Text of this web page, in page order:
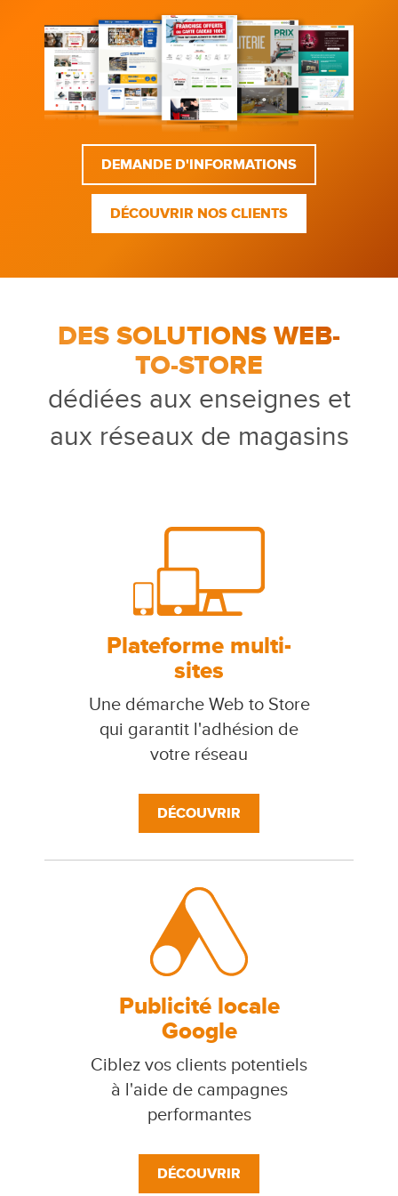
DEMANDE D'INFORMATIONS
DÉCOUVRIR NOS CLIENTS
DES SOLUTIONS WEB-
TO-STORE
dédiées aux enseignes et
aux réseaux de magasins
Plateforme multi-
sites
Une démarche Web to Store
qui garantit l'adhésion de
votre réseau
DÉCOUVRIR
Publicité locale
Google
Ciblez vos clients potentiels
à l'aide de campagnes
performantes
DÉCOUVRIR